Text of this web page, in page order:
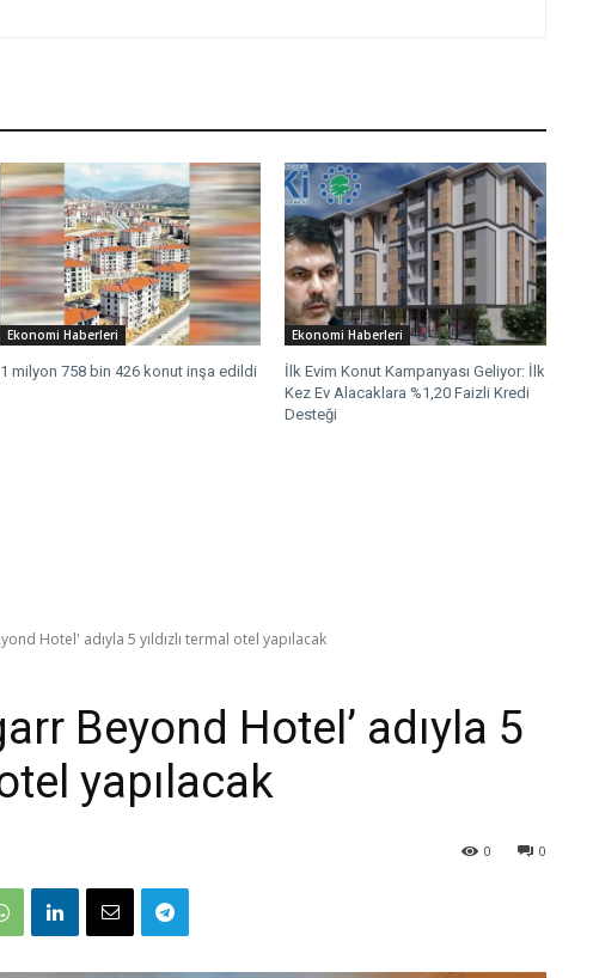
Ekonomi Haberleri
1 milyon 758 bin 426 konut inşa edildi
Ekonomi Haberleri
İlk Evim Konut Kampanyası Geliyor: İlk
Kez Ev Alacaklara %1,20 Faizli Kredi
Desteği